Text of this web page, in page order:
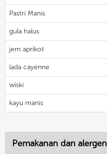
Pastri Manis
gula halus
jem aprikot
lada cayenne
wiski
kayu manis
Pemakanan dan alergen